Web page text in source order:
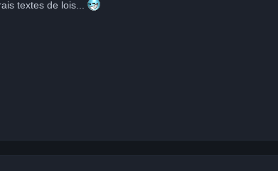
textes de lois...